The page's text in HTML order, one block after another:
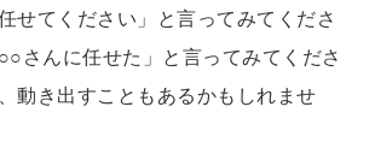
せてください」と言ってみてくださ
さんに任せた」と言ってみてくださ
動き出すこともあるかもしれませ